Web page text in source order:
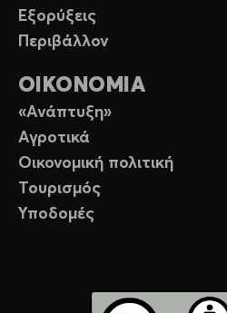
Εξορύξεις
Περιβάλλον
ΟΙΚΟΝΟΜΙΑ
«Ανάπτυξη»
Αγροτικά
Οικονομική πολιτική
Τουρισμός
Υποδομές